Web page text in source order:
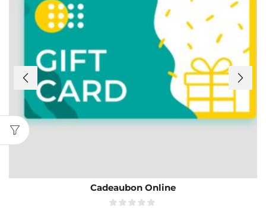
Cadeaubon Online